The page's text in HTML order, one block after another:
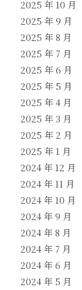
2025 年 10 月
2025 年 9 月
2025 年 8 月
2025 年 7 月
2025 年 6 月
2025 年 5 月
2025 年 4 月
2025 年 3 月
2025 年 2 月
2025 年 1 月
2024 年 12 月
2024 年 11 月
2024 年 10 月
2024 年 9 月
2024 年 8 月
2024 年 7 月
2024 年 6 月
2024 年 5 月